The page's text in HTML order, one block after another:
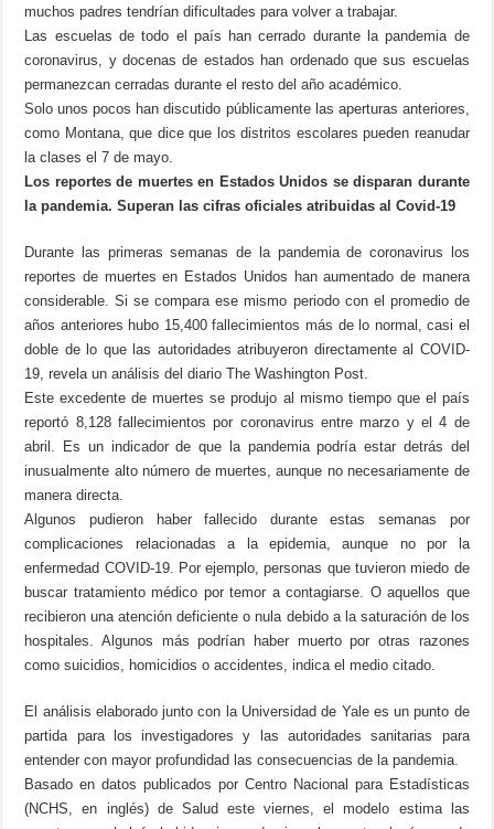
muchos padres tendrían dificultades para volver a trabajar.
Las escuelas de todo el país han cerrado durante la pandemia de
coronavirus, y docenas de estados han ordenado que sus escuelas
permanezcan cerradas durante el resto del año académico.
Solo unos pocos han discutido públicamente las aperturas anteriores,
como Montana, que dice que los distritos escolares pueden reanudar
la clases el 7 de mayo.
Los reportes de muertes en Estados Unidos se disparan durante
la pandemia. Superan las cifras oficiales atribuidas al Covid-19
Durante las primeras semanas de la pandemia de coronavirus los
reportes de muertes en Estados Unidos han aumentado de manera
considerable. Si se compara ese mismo periodo con el promedio de
años anteriores hubo 15,400 fallecimientos más de lo normal, casi el
doble de lo que las autoridades atribuyeron directamente al COVID-
19, revela un análisis del diario The Washington Post.
Este excedente de muertes se produjo al mismo tiempo que el país
reportó 8,128 fallecimientos por coronavirus entre marzo y el 4 de
abril. Es un indicador de que la pandemia podría estar detrás del
inusualmente alto número de muertes, aunque no necesariamente de
manera directa.
Algunos pudieron haber fallecido durante estas semanas por
complicaciones relacionadas a la epidemia, aunque no por la
enfermedad COVID-19. Por ejemplo, personas que tuvieron miedo de
buscar tratamiento médico por temor a contagiarse. O aquellos que
recibieron una atención deficiente o nula debido a la saturación de los
hospitales. Algunos más podrían haber muerto por otras razones
como suicidios, homicidios o accidentes, indica el medio citado.
El análisis elaborado junto con la Universidad de Yale es un punto de
partida para los investigadores y las autoridades sanitarias para
entender con mayor profundidad las consecuencias de la pandemia.
Basado en datos publicados por Centro Nacional para Estadísticas
(NCHS, en inglés) de Salud este viernes, el modelo estima las